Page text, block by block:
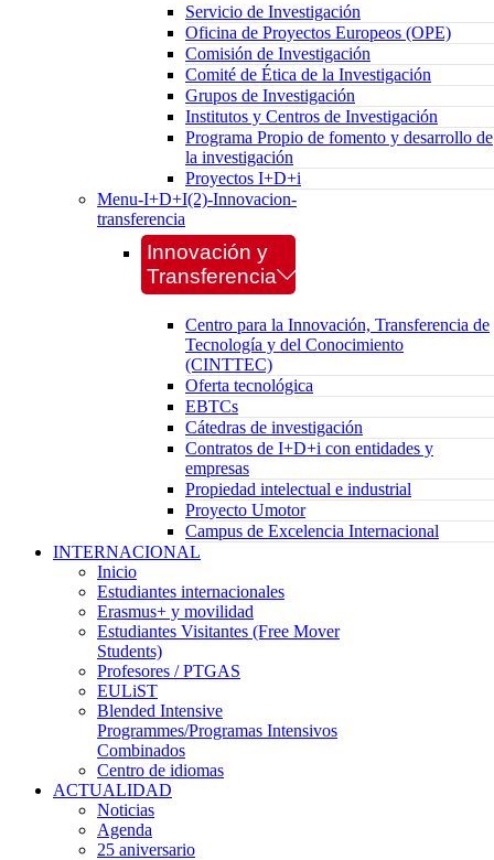
Servicio de Investigación
Oficina de Proyectos Europeos (OPE)
Comisión de Investigación
Comité de Ética de la Investigación
Grupos de Investigación
Institutos y Centros de Investigación
Programa Propio de fomento y desarrollo de
la investigación
Proyectos I+D+i
Menu-I+D+I(2)-Innovacion-
transferencia
Innovación y
Transferencia
Centro para la Innovación, Transferencia de
Tecnología y del Conocimiento
(CINTTEC)
Oferta tecnológica
EBTCs
Cátedras de investigación
Contratos de I+D+i con entidades y
empresas
Propiedad intelectual e industrial
Proyecto Umotor
Campus de Excelencia Internacional
INTERNACIONAL
Inicio
Estudiantes internacionales
Erasmus+ y movilidad
Estudiantes Visitantes (Free Mover
Students)
Profesores / PTGAS
EULiST
Blended Intensive
Programmes/Programas Intensivos
Combinados
Centro de idiomas
ACTUALIDAD
Noticias
Agenda
25 aniversario